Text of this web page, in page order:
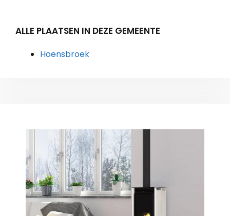
ALLE PLAATSEN IN DEZE GEMEENTE
Hoensbroek